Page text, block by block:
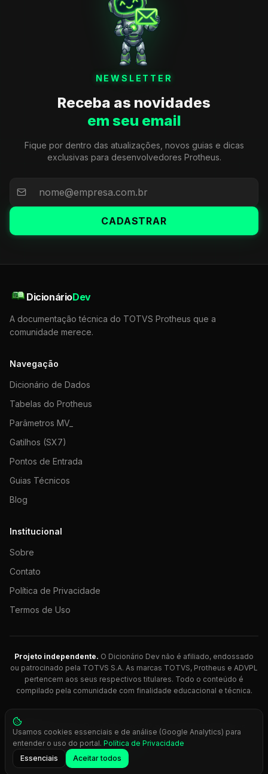
NEWSLETTER
Receba as novidades
em seu email
Fique por dentro das atualizações, novos guias e dicas
exclusivas para desenvolvedores Protheus.
CADASTRAR
DicionárioDev
A documentação técnica do TOTVS Protheus que a
comunidade merece.
Navegação
Dicionário de Dados
Tabelas do Protheus
Parâmetros MV_
Gatilhos (SX7)
Pontos de Entrada
Guias Técnicos
Blog
Institucional
Sobre
Contato
Política de Privacidade
Termos de Uso
Projeto independente. O Dicionário Dev não é afiliado, endossado
ou patrocinado pela TOTVS S.A. As marcas TOTVS, Protheus e ADVPL
pertencem aos seus respectivos titulares. Todo o conteúdo é
compilado pela comunidade com finalidade educacional e técnica.
© 2026 Dicionário Dev. Feito com 💚 para desenvolvedores
Protheus.
Press Ctrl+K
Usamos cookies essenciais e de análise (Google Analytics) para
entender o uso do portal. Política de Privacidade
Essenciais
Aceitar todos